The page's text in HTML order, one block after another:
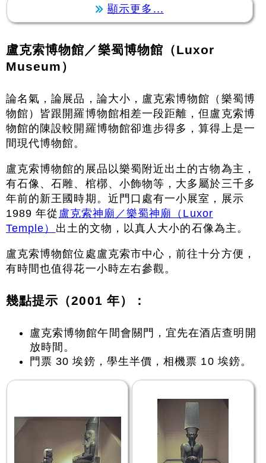
顯示更多...
盧克索博物館／樂蜀博物館（Luxor
Museum）
論名氣，論展品，論大小，盧克索博物館（樂蜀博
物館）皆跟開羅博物館相差一段距離，但盧克索博
物館的陳設較開羅博物館卻進步得多，算得上是一
間現代博物館。
盧克索博物館的展品以樂蜀附近出土的古物為主，
有石像、石雕、棺槨、小飾物等，大多屬於三千多
年前的新王國時期。近門口處有一小展室，展示
1989 年從 盧克索神廟／樂蜀神廟（Luxor
Temple） 出土的文物，以真人大小的石像為主。
盧克索博物館位處盧克索市中心，前往十分方便，
有時間也值得花一小時左右參觀。
幾點提示（2001 年）：
盧克索博物館午間會關門，宜先在酒店查明開
放時間。
門票 30 埃鎊，學生半價，相機票 10 埃鎊。